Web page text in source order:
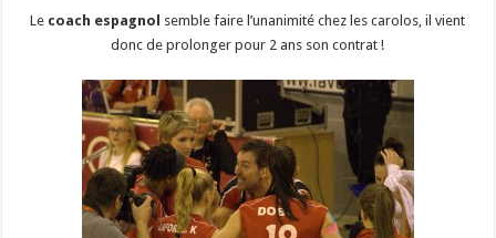
Le coach espagnol semble faire l’unanimité chez les carolos, il vient
donc de prolonger pour 2 ans son contrat !